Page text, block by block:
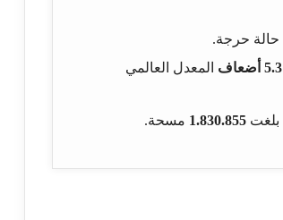
حالة حرجة.
المعدل العالمي
بلغت 1.830.855 مسحة.